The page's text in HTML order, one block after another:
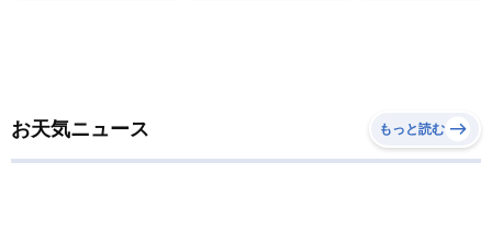
お天気ニュース もっと読む